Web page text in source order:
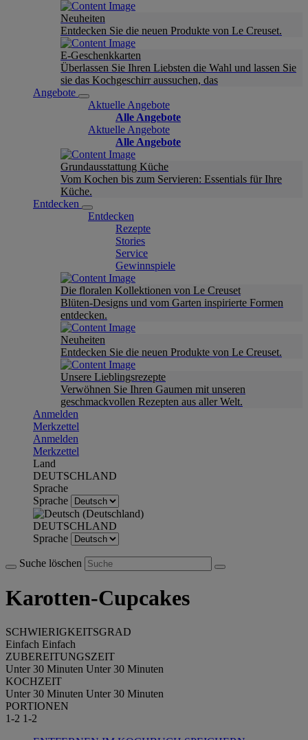
Neuheiten
Entdecken Sie die neuen Produkte von Le Creuset.
E-Geschenkkarten
Überlassen Sie Ihren Liebsten die Wahl und lassen Sie
sie das Kochgeschirr aussuchen, das
Angebote
Aktuelle Angebote
Alle Angebote
Aktuelle Angebote
Alle Angebote
Grundausstattung Küche
Vom Kochen bis zum Servieren: Essentials für Ihre
Küche.
Entdecken
Entdecken
Rezepte
Stories
Service
Gewinnspiele
Die floralen Kollektionen von Le Creuset
Blüten-Designs und vom Garten inspirierte Formen
entdecken.
Neuheiten
Entdecken Sie die neuen Produkte von Le Creuset.
Unsere Lieblingsrezepte
Verwöhnen Sie Ihren Gaumen mit unseren
geschmackvollen Rezepten aus aller Welt.
Anmelden
Merkzettel
Anmelden
Merkzettel
Land
DEUTSCHLAND
Sprache
Sprache
DEUTSCHLAND
Sprache
Suche löschen
Karotten-Cupcakes
SCHWIERIGKEITSGRAD
Einfach Einfach
ZUBEREITUNGSZEIT
Unter 30 Minuten Unter 30 Minuten
KOCHZEIT
Unter 30 Minuten Unter 30 Minuten
PORTIONEN
1-2 1-2